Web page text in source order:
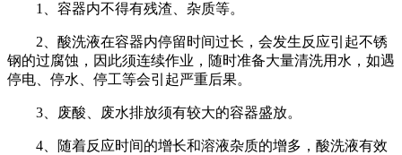
1、容器内不得有残渣、杂质等。
2、酸洗液在容器内停留时间过长，会发生反应引起不锈
钢的过腐蚀，因此须连续作业，随时准备大量清洗用水，如遇
停电、停水、停工等会引起严重后果。
3、废酸、废水排放须有较大的容器盛放。
4、随着反应时间的增长和溶液杂质的增多，酸洗液有效